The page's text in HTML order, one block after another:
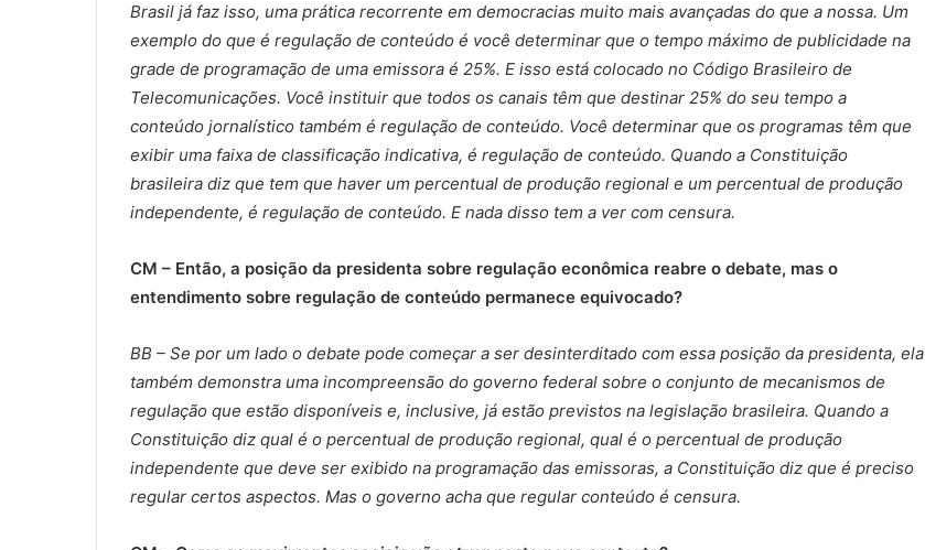
Brasil já faz isso, uma prática recorrente em democracias muito mais avançadas do que a nossa. Um
exemplo do que é regulação de conteúdo é você determinar que o tempo máximo de publicidade na
grade de programação de uma emissora é 25%. E isso está colocado no Código Brasileiro de
Telecomunicações. Você instituir que todos os canais têm que destinar 25% do seu tempo a
conteúdo jornalístico também é regulação de conteúdo. Você determinar que os programas têm que
exibir uma faixa de classificação indicativa, é regulação de conteúdo. Quando a Constituição
brasileira diz que tem que haver um percentual de produção regional e um percentual de produção
independente, é regulação de conteúdo. E nada disso tem a ver com censura.
CM – Então, a posição da presidenta sobre regulação econômica reabre o debate, mas o
entendimento sobre regulação de conteúdo permanece equivocado?
BB – Se por um lado o debate pode começar a ser desinterditado com essa posição da presidenta, ela
também demonstra uma incompreensão do governo federal sobre o conjunto de mecanismos de
regulação que estão disponíveis e, inclusive, já estão previstos na legislação brasileira. Quando a
Constituição diz qual é o percentual de produção regional, qual é o percentual de produção
independente que deve ser exibido na programação das emissoras, a Constituição diz que é preciso
regular certos aspectos. Mas o governo acha que regular conteúdo é censura.